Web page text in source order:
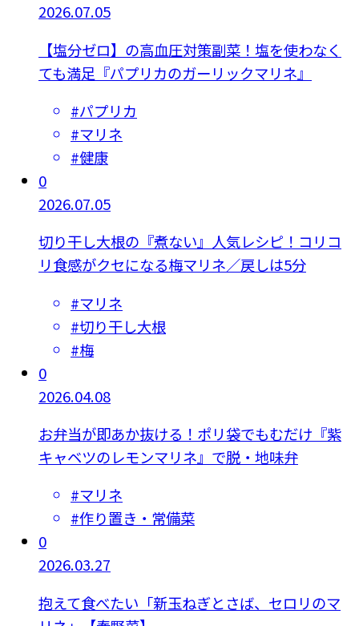
2026.07.05
【塩分ゼロ】の高血圧対策副菜！塩を使わなく
ても満足『パプリカのガーリックマリネ』
#パプリカ
#マリネ
#健康
0
2026.07.05
切り干し大根の『煮ない』人気レシピ！コリコ
リ食感がクセになる梅マリネ／戻しは5分
#マリネ
#切り干し大根
#梅
0
2026.04.08
お弁当が即あか抜ける！ポリ袋でもむだけ『紫
キャベツのレモンマリネ』で脱・地味弁
#マリネ
#作り置き・常備菜
0
2026.03.27
抱えて食べたい「新玉ねぎとさば、セロリのマ